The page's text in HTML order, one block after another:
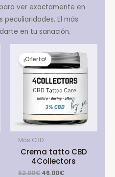
ver exactamente en
peculiaridades. El más
en tu sanación.
¡Oferta!
Más CBD
Crema tatto CBD
4Collectors
52.00€ Original
46.00€Current